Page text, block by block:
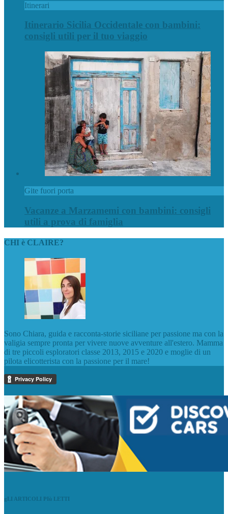
Itinerari
Itinerario Sicilia Occidentale con bambini:
consigli utili per il tuo viaggio
Gite fuori porta
Vacanze a Marzamemi con bambini: consigli
utili a prova di famiglia
CHI è CLAIRE?
Sono Chiara, guida e racconta-storie siciliane per passione ma con la
valigia sempre pronta per vivere nuove avventure all'estero. Mamma
di tre piccoli esploratori classe 2013, 2015 e 2020 e moglie di un
pilota elicotterista con la passione per il mare!
gLI ARTICOLI PIù LETTI